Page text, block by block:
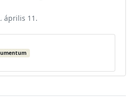
április 11.